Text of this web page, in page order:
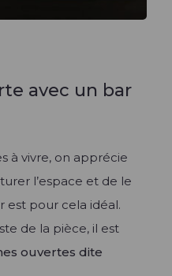
avec un bar
à vivre, on apprécie
l’espace et de le
est pour cela idéal.
de la pièce, il est
ouvertes dite